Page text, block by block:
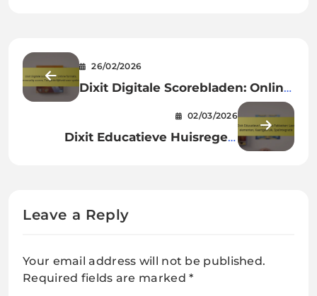
26/02/2026
Dixit Digitale Scorebladen: Online
formats, Eenvoudig scoren,
Toegankelijkheid voor spelers
02/03/2026
Dixit Educatieve Huisregels
Leave a Reply
Your email address will not be published.
Required fields are marked*